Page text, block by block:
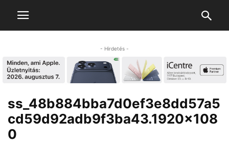
- Hirdetés -
ss_48b884bba7d0ef3e8dd57a5
cd59d92adb9f3ba43.1920×108
0